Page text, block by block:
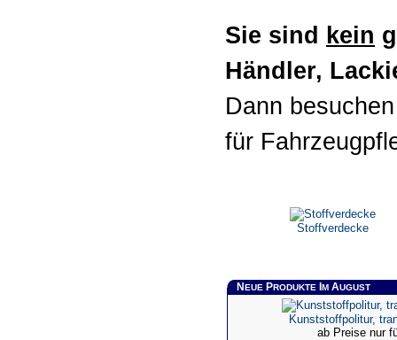
Sie sind kein
Händler,
Dann
für
Stoffverdecke
NEUE PRODUKTE M AUGUST
Kunststoffpolitur,
ab Preise nur